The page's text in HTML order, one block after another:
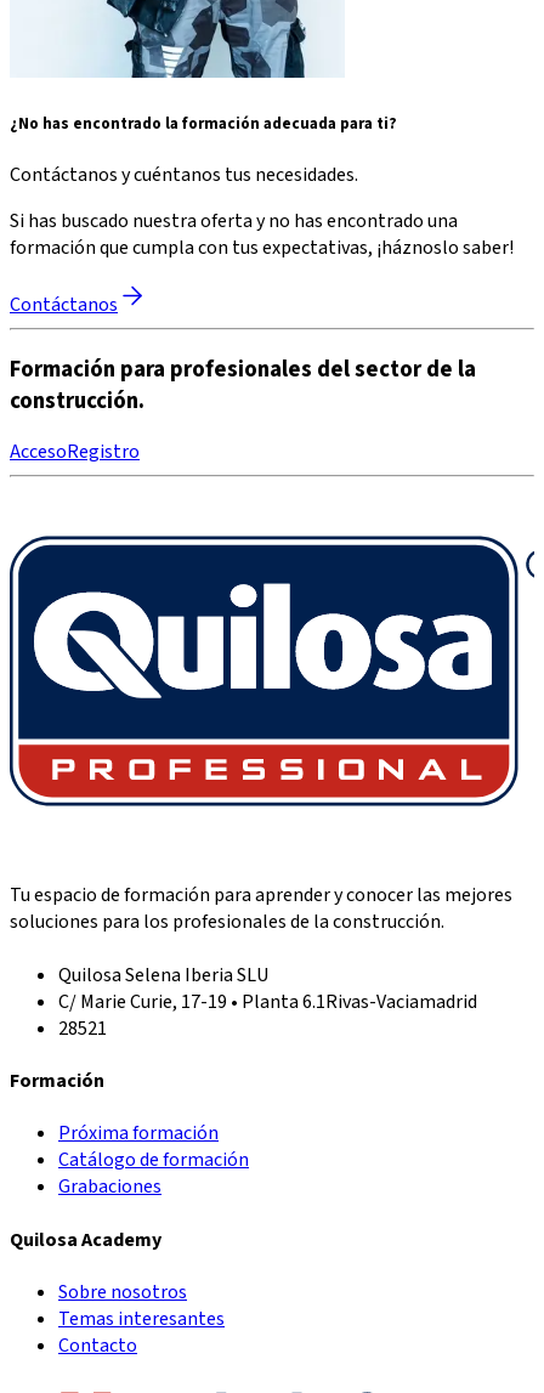
¿No has encontrado la formación adecuada para ti?
Contáctanos y cuéntanos tus necesidades.
Si has buscado nuestra oferta y no has encontrado una
formación que cumpla con tus expectativas, ¡háznoslo saber!
Contáctanos
Formación para profesionales del sector de la
construcción.
AccesoRegistro
Tu espacio de formación para aprender y conocer las mejores
soluciones para los profesionales de la construcción.
Quilosa Selena Iberia SLU
C/ Marie Curie, 17-19 • Planta 6.1Rivas-Vaciamadrid
28521
Formación
Próxima formación
Catálogo de formación
Grabaciones
Quilosa Academy
Sobre nosotros
Temas interesantes
Contacto